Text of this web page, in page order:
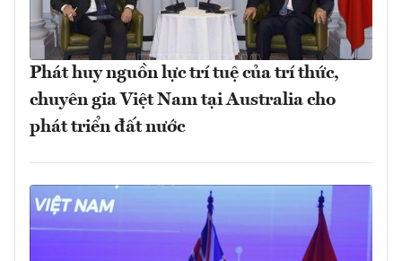
Phát huy nguồn lực trí tuệ của trí thức,
chuyên gia Việt Nam tại Australia cho
phát triển đất nước